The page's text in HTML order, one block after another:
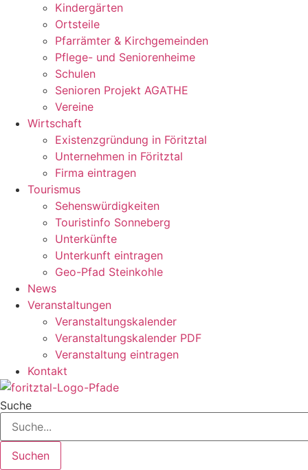
Kindergärten
Ortsteile
Pfarrämter & Kirchgemeinden
Pflege- und Seniorenheime
Schulen
Senioren Projekt AGATHE
Vereine
Wirtschaft
Existenzgründung in Föritztal
Unternehmen in Föritztal
Firma eintragen
Tourismus
Sehenswürdigkeiten
Touristinfo Sonneberg
Unterkünfte
Unterkunft eintragen
Geo-Pfad Steinkohle
News
Veranstaltungen
Veranstaltungskalender
Veranstaltungskalender PDF
Veranstaltung eintragen
Kontakt
Suche
Suchen